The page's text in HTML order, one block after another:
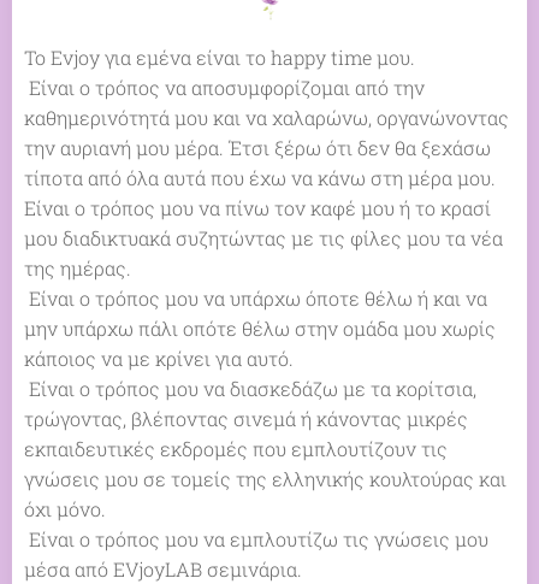
Το Evjoy για εμένα είναι το happy time μου.
Είναι ο τρόπος να αποσυμφορίζομαι από την
καθημερινότητά μου και να χαλαρώνω, οργανώνοντας
την αυριανή μου μέρα. Έτσι ξέρω ότι δεν θα ξεχάσω
τίποτα από όλα αυτά που έχω να κάνω στη μέρα μου.
Είναι ο τρόπος μου να πίνω τον καφέ μου ή το κρασί
μου διαδικτυακά συζητώντας με τις φίλες μου τα νέα
της ημέρας.
Είναι ο τρόπος μου να υπάρχω όποτε θέλω ή και να
μην υπάρχω πάλι οπότε θέλω στην ομάδα μου χωρίς
κάποιος να με κρίνει για αυτό.
Είναι ο τρόπος μου να διασκεδάζω με τα κορίτσια,
τρώγοντας, βλέποντας σινεμά ή κάνοντας μικρές
εκπαιδευτικές εκδρομές που εμπλουτίζουν τις
γνώσεις μου σε τομείς της ελληνικής κουλτούρας και
όχι μόνο.
Είναι ο τρόπος μου να εμπλουτίζω τις γνώσεις μου
μέσα από EVjoyLAB σεμινάρια.